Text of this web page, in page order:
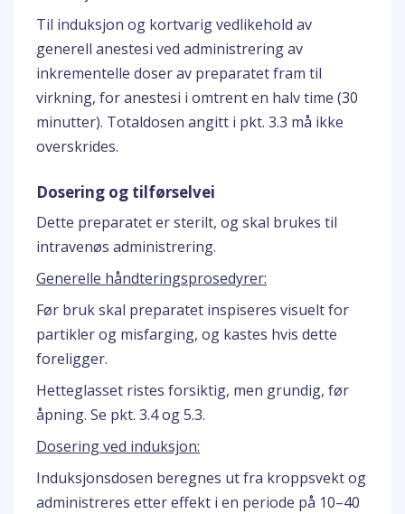
Til induksjon og kortvarig vedlikehold av
generell anestesi ved administrering av
inkrementelle doser av preparatet fram til
virkning, for anestesi i omtrent en halv time (30
minutter). Totaldosen angitt i pkt. 3.3 må ikke
overskrides.
Dosering og tilførselvei
Dette preparatet er sterilt, og skal brukes til
intravenøs administrering.
Generelle håndteringsprosedyrer:
Før bruk skal preparatet inspiseres visuelt for
partikler og misfarging, og kastes hvis dette
foreligger.
Hetteglasset ristes forsiktig, men grundig, før
åpning. Se pkt. 3.4 og 5.3.
Dosering ved induksjon:
Induksjonsdosen beregnes ut fra kroppsvekt og
administreres etter effekt i en periode på 10–40